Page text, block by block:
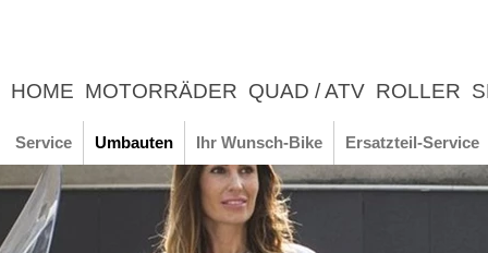
HOME MOTORRÄDER QUAD / ATV ROLLER
UNTERNEHMEN
ERLEBNIS
Service Umbauten Ihr Wunsch-Bike Ersatzteil-Service